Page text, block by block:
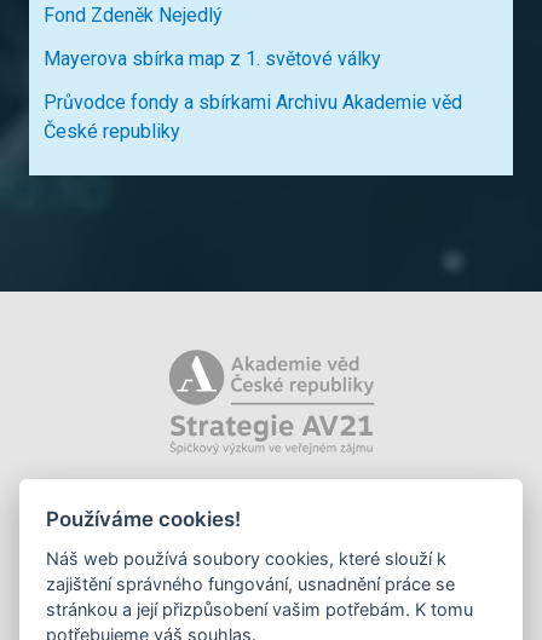
Fond Zdeněk Nejedlý
Mayerova sbírka map z 1. světové války
Průvodce fondy a sbírkami Archivu Akademie věd
České republiky
Používáme cookies!
Náš web používá soubory cookies, které slouží k
zajištění správného fungování, usnadnění práce se
stránkou a její přizpůsobení vašim potřebám. K tomu
potřebujeme váš souhlas.